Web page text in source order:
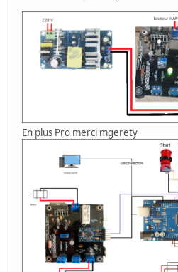
En plus Pro merci mgerety